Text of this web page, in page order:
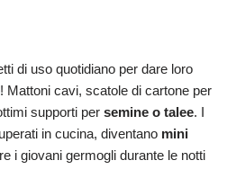
di uso quotidiano per dare loro
Mattoni cavi, scatole di cartone per
supporti per semine o talee. I
in cucina, diventano mini
i giovani germogli durante le notti